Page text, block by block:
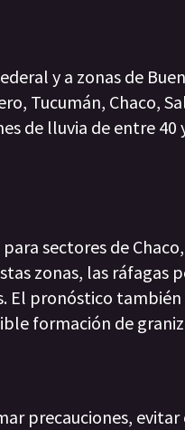
y a zonas de
Tucumán, Chaco,
de lluvia de entre 40
sectores de
zonas, las
El pronóstico
formación de
precauciones,